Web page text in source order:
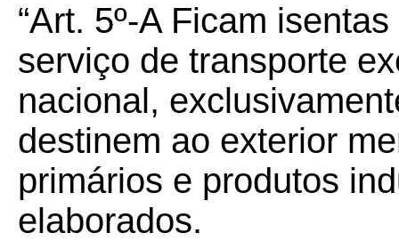
“Art. 5º-A Ficam
serviço de transporte
nacional,
destinem ao exterior
primários e produtos
elaborados.